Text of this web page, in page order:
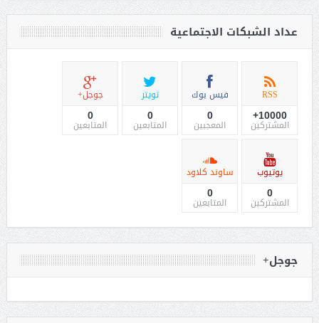
عداد الشبكات الاجتماعية
RSS
10000+
المشتركين
فيس بوك
0
المعجبين
تويتر
0
المتابعين
جوجل+
0
المتابعين
يوتيوب
0
المشتركين
ساوند كلاود
0
المتابعين
جوجل+